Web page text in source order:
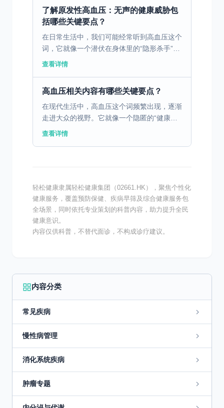
了解原发性高血压：无声的健康威胁包
括哪些关键要点？
在日常生活中，我们可能经常听到高血压这个
词，它就像一个潜伏在身体里的“隐形杀手”，
悄无声息地威胁着人们的健康。而在高血压
查看详情
高血压相关内容有哪些关键要点？
在现代生活中，高血压这个词频繁出现，逐渐
走进大众的视野。它就像一个隐匿的“健康杀
手”，悄无声息地威胁着人们的健康。据统
查看详情
轻松健康隶属轻松健康集团（02661.HK），聚焦个性化
健康服务，覆盖预防保健、疾病早筛及综合健康服务包
全场景，同时依托专业策划的科普内容，助力提升全民
健康意识。
内容仅供科普，不替代面诊，不构成诊疗建议。
内容分类
常见疾病
慢性病管理
消化系统疾病
肿瘤专题